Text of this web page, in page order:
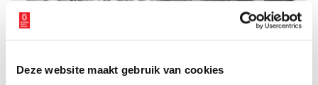
Deze website maakt gebruik van cookies